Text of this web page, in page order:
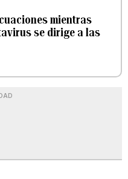
mientras
se dirige a las